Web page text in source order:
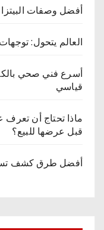
أفضل وصفات
العالم يتحول:
أسرع فني صحي
قياسي
ماذا تحتاج أن تعرف
قبل عرضها للبيع؟
أفضل طرق كشف